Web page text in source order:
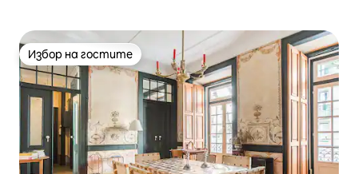
Избор на гостите
Избор на гостите